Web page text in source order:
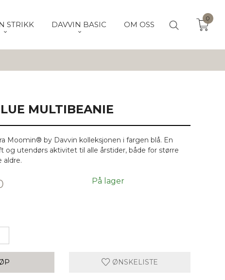
STRIKK DAVVIN BASIC OM OSS
0
MULTIBEANIE
Moomin® by Davvin kolleksjonen i fargen blå. En
og utendørs aktivitet til alle årstider, både for større
aldre.
På lager
ØNSKELISTE